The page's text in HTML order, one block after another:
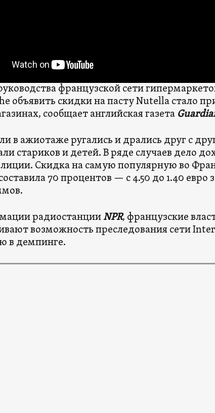
французской сети
объявить скидки на пасту Nutella стало
сообщает английская газета
в ажиотаже ругались и дрались друг с
стариков и детей. В ряде случаев дело
Скидка на самую популярную во
70 процентов — с 4.50 до 1.40 евро
радиостанцииNPR, французские
возможность преследования сети
в демпинге.